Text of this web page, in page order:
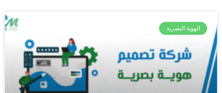
الهوية البصرية